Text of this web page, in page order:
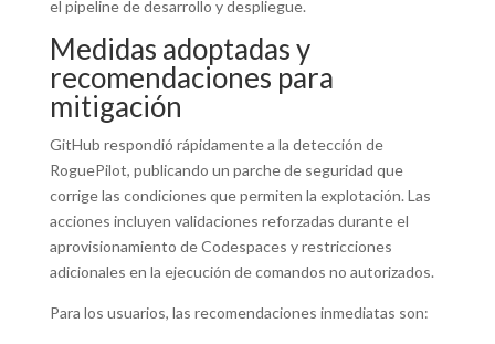
el pipeline de desarrollo y despliegue.
Medidas adoptadas y
recomendaciones para
mitigación
GitHub respondió rápidamente a la detección de
RoguePilot, publicando un parche de seguridad que
corrige las condiciones que permiten la explotación. Las
acciones incluyen validaciones reforzadas durante el
aprovisionamiento de Codespaces y restricciones
adicionales en la ejecución de comandos no autorizados.
Para los usuarios, las recomendaciones inmediatas son: